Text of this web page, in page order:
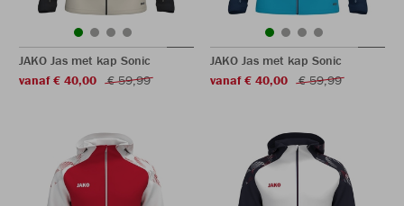
JAKO Jas met kap Sonic
vanaf € 40,00
€ 59,99
JAKO Jas met kap Sonic
vanaf € 40,00
€ 59,99